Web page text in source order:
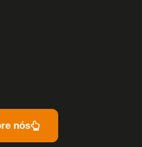
nós